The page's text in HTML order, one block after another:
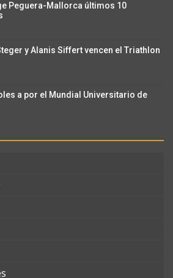
Peguera-Mallorca últimos 10
y Alanis Siffert vencen el Triathlon
a por el Mundial Universitario de